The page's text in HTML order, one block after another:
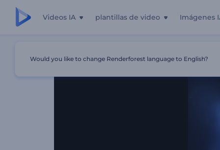
Videos IA plantillas de video Imágenes
Would you like to change Renderforest language to English?